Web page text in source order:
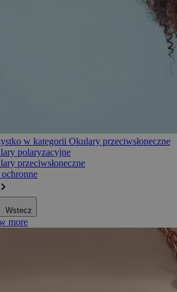
w kategorii Okulary przeciwsłoneczne
polaryzacyjne
przeciwsłoneczne
Wstecz
more